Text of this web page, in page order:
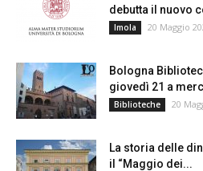
debutta il nuovo
Imola 20 Maggio
Bologna
giovedì 21 a
Biblioteche 20
La storia delle
il “Maggio dei...